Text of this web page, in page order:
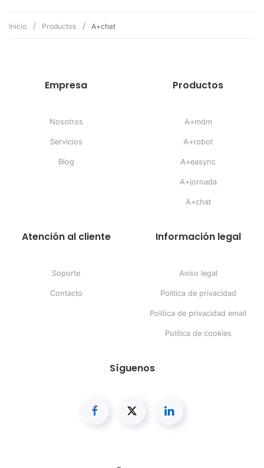
Inicio Productos A+chat
Empresa
Nosotros
Servicios
Blog
Productos
A+mdm
A+robot
A+easync
A+jornada
A+chat
Atención al cliente
Soporte
Contacto
Información legal
Aviso legal
Política de privacidad
Política de privacidad email
Política de cookies
Síguenos